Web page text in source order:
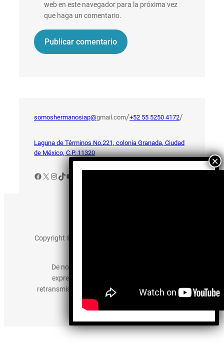
web en este navegador para la próxima vez
que haga un comentario.
somoshermanosiap@gmail.com/+52 55 5250 4172/
Laguna de Términos No.221, colonia Granada, Ciudad
de México, C.P. 11320
Facebook
X Instagram
TikTok
YouTube
Copyright © 2025 somos-hermanos.mx. Todos los
De no existir previa autorización, queda
expresamente prohibida la publicación,
retransmisión, edición y cualquier otro uso de los
contenidos.